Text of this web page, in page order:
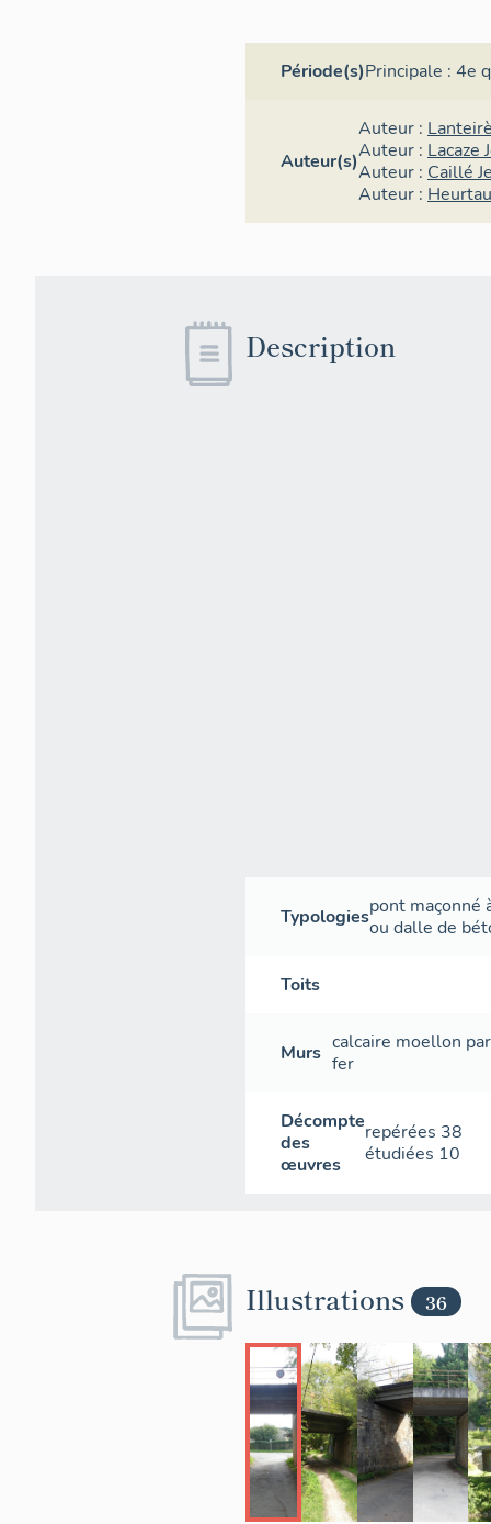
Période(s)Principale : 4e
Auteur(s)
Auteur :
Auteur : Lacaze
Auteur : Caillé
Auteur :
Description
Typologiespont maçonné
ou dalle de
Toits
Murs calcaire moellon
fer
Décompte
des
œuvres
repérées 38
étudiées 10
Illustrations 36